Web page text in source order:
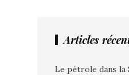
Articles
Le pétrole dans la